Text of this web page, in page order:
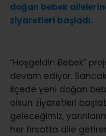
doğan bebek
ziyaretleri başladı.
“Hoşgeldin Bebek”
devam ediyor.
ilçede yeni doğan
olsun ziyaretleri
geleceğimiz,
her fırsatta dile